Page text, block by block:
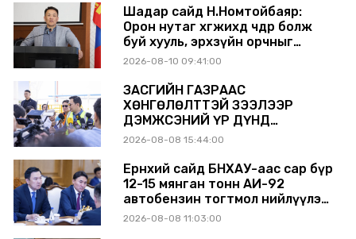
хангамжийг баталгаажуулах
үүрэг өгөв
Шадар сайд Н.Номтойбаяр:
Орон нутаг хөгжихөд чөдөр болж
буй хууль, эрхзүйн орчныг
шинэчилнэ
2026-08-10 09:41:00
ЗАСГИЙН ГАЗРААС
ХӨНГӨЛӨЛТТЭЙ ЗЭЭЛЭЭР
ДЭМЖСЭНИЙ ҮР ДҮНД
ШАТАХУУН ХАДГАЛАХ САВНУУД
БАЙНА
2026-08-08 15:44:00
Ерөнхий сайд БНХАУ-аас сар бүр
12-15 мянган тонн АИ-92
автобензин тогтмол нийлүүлэх
хүсэлт тавилаа
2026-08-08 11:03:00